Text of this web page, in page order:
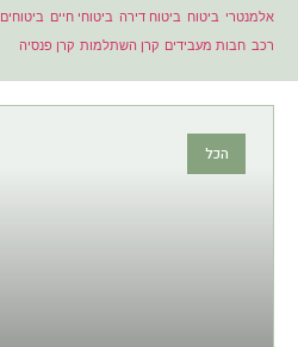
אלמנטרי ביטוח ביטוח דירה ביטוחי חיים ביטוחים
רכב חבות מעבידים קרן השתלמות קרן פנסיה
הכל